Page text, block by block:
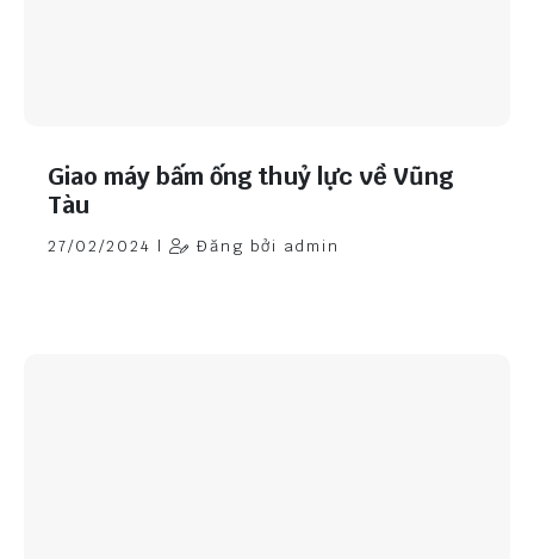
Giao máy bấm ống thuỷ lực về Vũng
Tàu
27/02/2024 | Đăng bởi admin